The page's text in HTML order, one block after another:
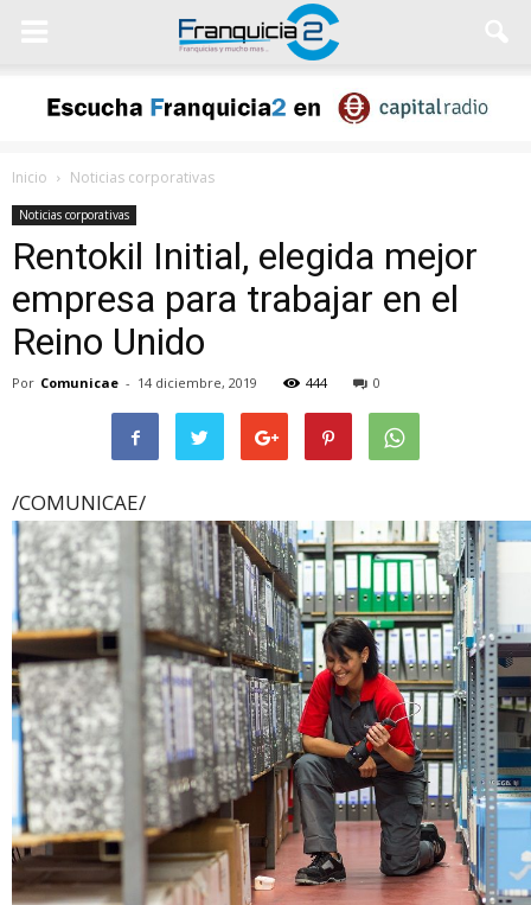
Inicio Noticias corporativas
Noticias corporativas
Rentokil Initial, elegida mejor
empresa para trabajar en el
Reino Unido
Por Comunicae - 14 diciembre, 2019 444 0
/COMUNICAE/